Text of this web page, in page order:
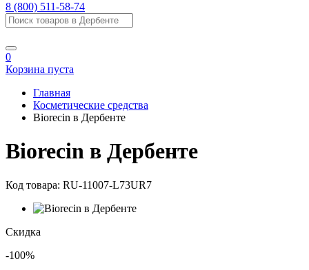
8 (800) 511-58-74
0
Корзина пуста
Главная
Косметические средства
Biorecin в Дербенте
Biorecin в Дербенте
Код товара: RU-11007-L73UR7
Скидка
-100%